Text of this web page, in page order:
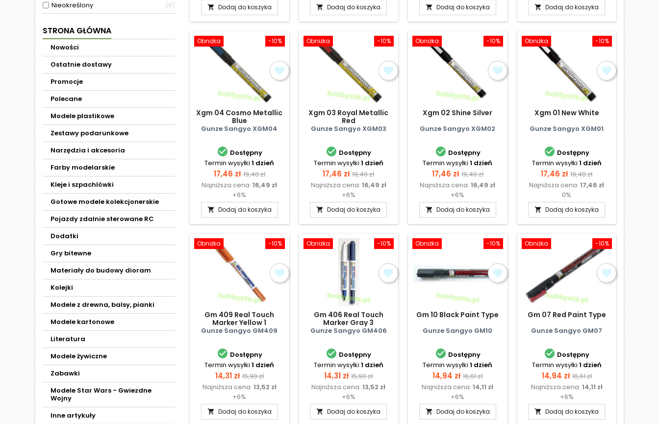
Nieokreślony
8
STRONA GŁÓWNA
Nowości
Ostatnie dostawy
Promocje
Polecane
Modele plastikowe
Zestawy podarunkowe
Narzędzia i akcesoria
Farby modelarskie
Kleje i szpachlówki
Gotowe modele kolekcjonerskie
Pojazdy zdalnie sterowane RC
Dodatki
Gry bitewne
Materiały do budowy dioram
Kolejki
Modele z drewna, balsy, pianki
Modele kartonowe
Literatura
Modele żywiczne
Zabawki
Modele Star Wars - Gwiezdne
Wojny
Inne artykuły
 Dodaj do koszyka  Dodaj do koszyka  Dodaj do koszyka  Dodaj do koszyka
-10%
Obniżka
Xgm 04 Cosmo Metallic
Blue
Gunze Sangyo XGM04
 Dostępny
Termin wysyłki 1 dzień
Cena
17,46 zł Cena
podstawowa
19,40 zł
Najniższa cena:16,49 zł
+6%
 Dodaj do koszyka
-10%
Obniżka
Xgm 03 Royal Metallic
Red
Gunze Sangyo XGM03
 Dostępny
Termin wysyłki 1 dzień
Cena
17,46 zł Cena
podstawowa
19,40 zł
Najniższa cena: 16,49 zł
+6%
 Dodaj do koszyka
-10%
Obniżka
Xgm 02 Shine Silver
Gunze Sangyo XGM02
 Dostępny
Termin wysyłki 1 dzień
Cena
17,46 zł Cena
podstawowa
19,40 zł
Najniższa cena:16,49 zł
+6%
 Dodaj do koszyka
-10%
Obniżka
Xgm 01 New White
Gunze Sangyo XGM01
 Dostępny
Termin wysyłki 1 dzień
Cena
17,46 zł Cena
podstawowa
19,40 zł
Najniższa cena:17,46 zł
0%
 Dodaj do koszyka
-10%
Obniżka
Gm 409 Real Touch
Marker Yellow 1
Gunze Sangyo GM409
 Dostępny
Termin wysyłki 1 dzień
Cena
14,31 zł Cena
podstawowa
15,90 zł
Najniższa cena: 13,52 zł
+6%
 Dodaj do koszyka
-10%
Obniżka
Gm 406 Real Touch
Marker Gray 3
Gunze Sangyo GM406
 Dostępny
Termin wysyłki 1 dzień
Cena
14,31 zł Cena
podstawowa
15,90 zł
Najniższa cena:13,52 zł
+6%
 Dodaj do koszyka
-10%
Obniżka
Gm 10 Black Paint Type
Gunze Sangyo GM10
 Dostępny
Termin wysyłki 1 dzień
Cena
14,94 zł Cena
podstawowa
16,61 zł
Najniższa cena:14,11 zł
+6%
 Dodaj do koszyka
-10%
Obniżka
Gm 07 Red Paint Type
Gunze Sangyo GM07
 Dostępny
Termin wysyłki 1 dzień
Cena
14,94 zł Cena
podstawowa
16,61 zł
Najniższa cena: 14,11 zł
+6%
 Dodaj do koszyka